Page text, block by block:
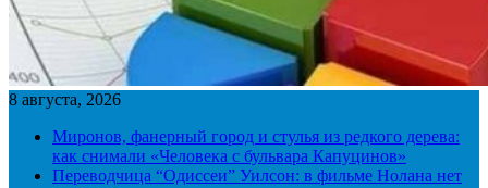
8 августа, 2026
Миронов, фанерный город и стулья из редкого дерева:
как снимали «Человека с бульвара Капуцинов»
Переводчица “Одиссеи” Уилсон: в фильме Нолана нет